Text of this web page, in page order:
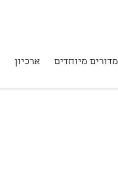
מדורים מיוחדים ארכיון